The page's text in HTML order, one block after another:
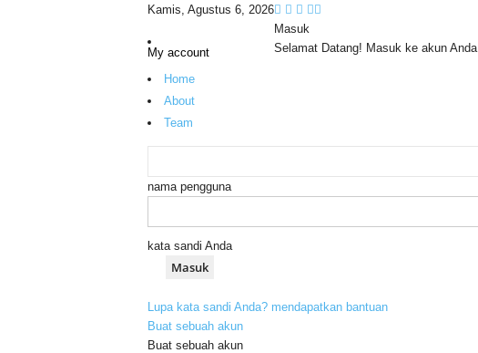
Kamis, Agustus 6, 2026
My account
Home
About
Team
Masuk
Selamat Datang! Masuk ke akun Anda
nama pengguna
kata sandi Anda
Lupa kata sandi Anda? mendapatkan bantuan
Buat sebuah akun
Buat sebuah akun